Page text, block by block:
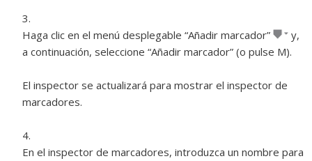
Haga clic en el menú desplegable “Añadir marcador”
y,
a continuación, seleccione “Añadir marcador” (o pulse M).
El inspector se actualizará para mostrar el inspector de
marcadores.
En el inspector de marcadores, introduzca un nombre para